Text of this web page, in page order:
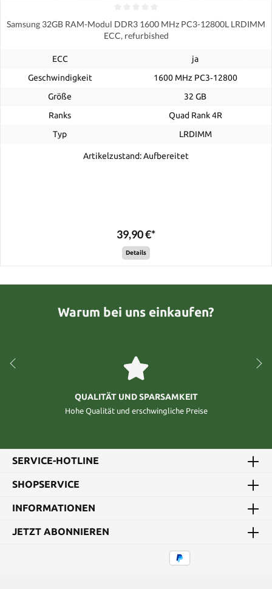
Samsung 32GB RAM-Modul DDR3 1600 MHz PC3-12800L LRDIMM
ECC, refurbished
ECC
ja
Geschwindigkeit
1600 MHz PC3‑12800
Größe
32 GB
Ranks
Quad Rank 4R
Typ
LRDIMM
Artikelzustand: Aufbereitet
39,90 €*
Details
Warum bei uns einkaufen?
QUALITÄT UND SPARSAMKEIT
Hohe Qualität und erschwingliche Preise
SERVICE-HOTLINE
SHOPSERVICE
INFORMATIONEN
JETZT ABONNIEREN